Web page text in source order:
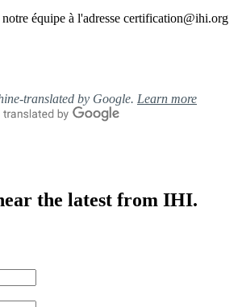
équipe à l'adresse certification@ihi.org
translated by Google. Learn more
the latest from IHI.